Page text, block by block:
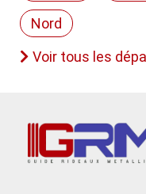
Nord
Voir tous les